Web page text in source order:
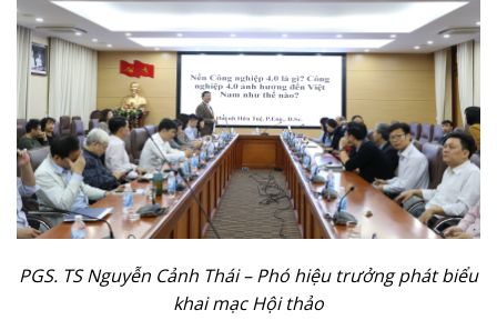
PGS. TS Nguyễn Cảnh Thái – Phó hiệu trưởng phát biểu
khai mạc Hội thảo